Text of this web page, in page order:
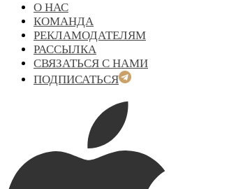
О НАС
КОМАНДА
РЕКЛАМОДАТЕЛЯМ
РАССЫЛКА
СВЯЗАТЬСЯ С НАМИ
ПОДПИСАТЬСЯ